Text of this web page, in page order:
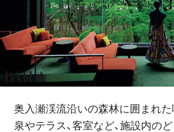
奥入瀬渓流沿いの森林に囲まれ
泉やテラス、客室など、施設内の